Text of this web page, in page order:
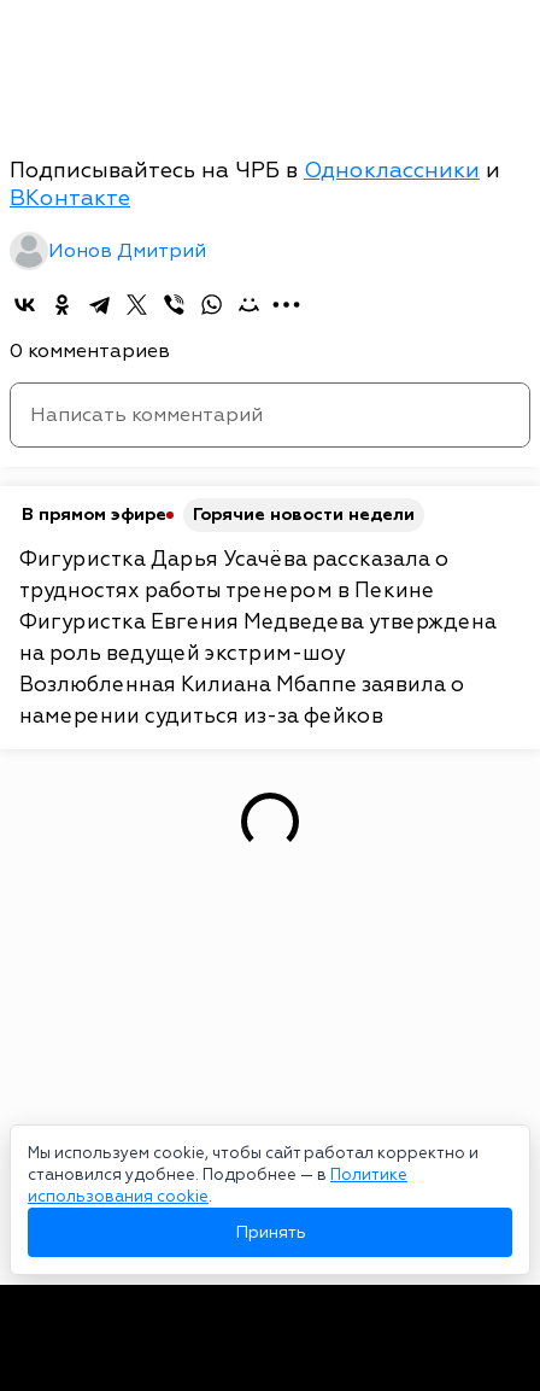
Мы используем cookie, чтобы сайт работал корректно и
становился удобнее. Подробнее — в Политике
использования cookie.
Принять
Подписывайтесь на ЧРБ в Одноклассники и
ВКонтакте
Ионов Дмитрий
0 комментариев
В прямом эфире Горячие новости недели
Фигуристка Дарья Усачёва рассказала о
трудностях работы тренером в Пекине
Фигуристка Евгения Медведева утверждена
на роль ведущей экстрим-шоу
Возлюбленная Килиана Мбаппе заявила о
намерении судиться из-за фейков